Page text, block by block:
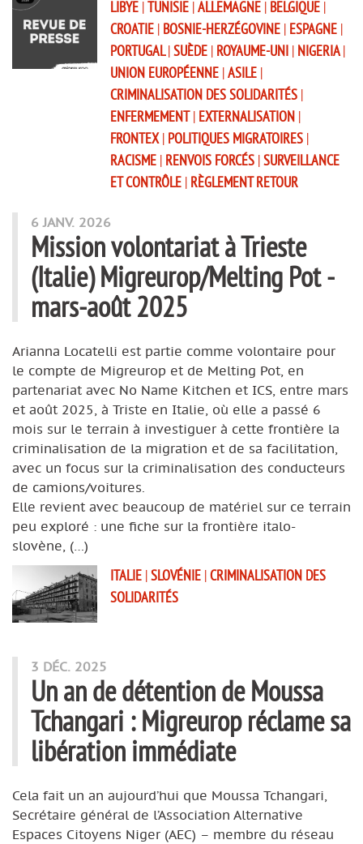
LIBYE |TUNISIE |ALLEMAGNE | BELGIQUE |
CROATIE | BOSNIE-HERZÉGOVINE | ESPAGNE |
PORTUGAL|SUÈDE | ROYAUME-UNI | NIGERIA|
UNION EUROPÉENNE |ASILE |
CRIMINALISATION DES SOLIDARITÉS |
ENFERMEMENT | EXTERNALISATION |
FRONTEX | POLITIQUES MIGRATOIRES |
RACISME | RENVOIS FORCÉS |SURVEILLANCE
ET CONTRÔLE | RÈGLEMENT RETOUR
6 JANV. 2026
Mission volontariat à Trieste
(Italie) Migreurop/Melting Pot -
mars-août 2025
Arianna Locatelli est partie comme volontaire pour
le compte de Migreurop et de Melting Pot, en
partenariat avec No Name Kitchen et ICS, entre mars
et août 2025, à Triste en Italie, où elle a passé 6
mois sur le terrain à investiguer à cette frontière la
criminalisation de la migration et de sa facilitation,
avec un focus sur la criminalisation des conducteurs
de camions/voitures.
Elle revient avec beaucoup de matériel sur ce terrain
peu exploré : une fiche sur la frontière italo-
slovène, (…)
ITALIE |SLOVÉNIE |CRIMINALISATION DES
SOLIDARITÉS
3 DÉC. 2025
Un an de détention de Moussa
Tchangari : Migreurop réclame sa
libération immédiate
Cela fait un an aujourd’hui que Moussa Tchangari,
Secrétaire général de l’Association Alternative
Espaces Citoyens Niger (AEC) – membre du réseau